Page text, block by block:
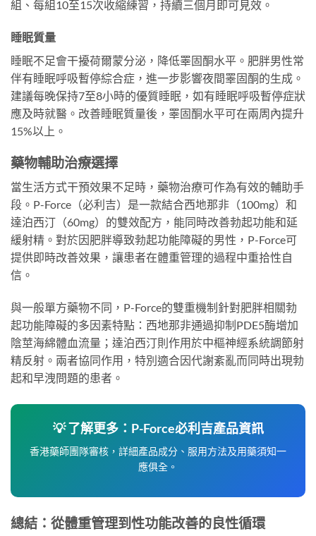
組、每組10至15次收縮練習，持續三個月即可見效。
睡眠質量
睡眠不足會干擾荷爾蒙分泌，降低睪固酮水平。肥胖男性常
伴有睡眠呼吸暫停綜合症，進一步影響夜間睪固酮的生成。
建議每晚保持7至8小時的優質睡眠，如有睡眠呼吸暫停症狀
應及時就醫。改善睡眠質量後，睪固酮水平可在兩周內提升
15%以上。
藥物輔助治療選擇
當生活方式干預效果不足時，藥物治療可作為有效的輔助手
段。P-Force（必利吉）是一款結合西地那非（100mg）和
達泊西汀（60mg）的雙效配方，能同時改善勃起功能和延
緩射精。對於因肥胖導致勃起功能障礙的男性，P-Force可
提供即時改善效果，讓患者在體重管理的過程中重拾性自
信。
與一般單方藥物不同，P-Force的雙重機制針對肥胖相關勃
起功能障礙的多因素特點：西地那非通過抑制PDE5酶增加
陰莖海綿體血流量；達泊西汀則作用於中樞神經系統調節射
精反射。兩者協同作用，特別適合因代謝紊亂而同時出現勃
起和早洩問題的患者。
💡 了解更多：P-Force必利吉產品資訊
香港藥師團隊審核，詳細產品成分、服用方法及用藥須知一
應俱全。
總結：從體重管理到性功能改善的良性循環